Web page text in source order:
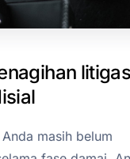
masih belum